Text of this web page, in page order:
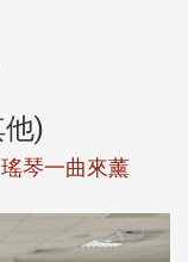
)
琴一曲來薰